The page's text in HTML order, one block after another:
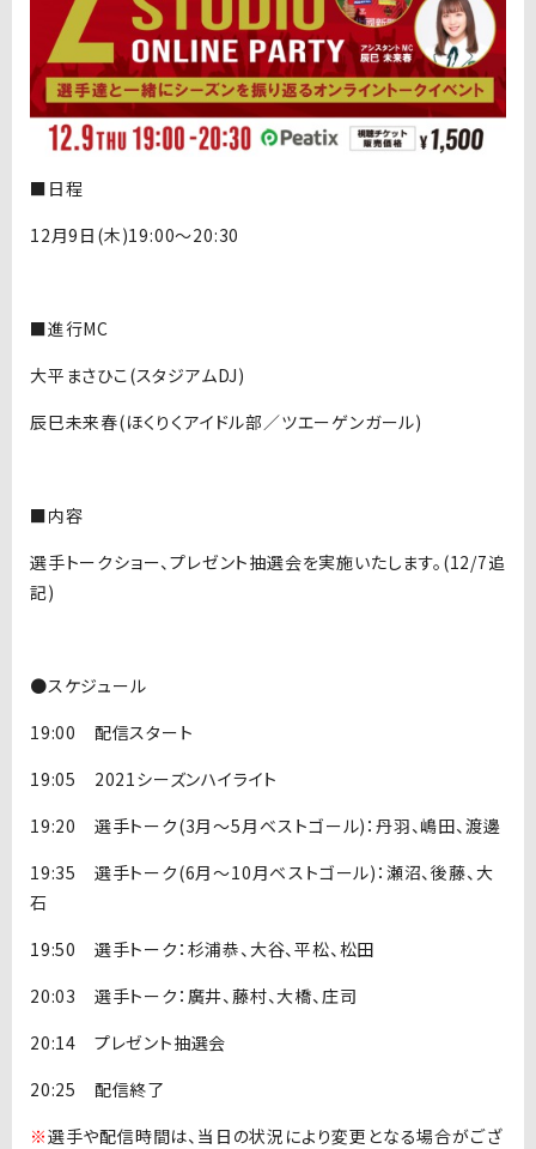
■日程
12月9日(木)19:00〜20:30
■進行MC
大平まさひこ(スタジアムDJ)
辰巳未来春(ほくりくアイドル部／ツエーゲンガール)
■内容
選手トークショー、プレゼント抽選会を実施いたします。(12/7追
記)
●スケジュール
19:00 配信スタート
19:05 2021シーズンハイライト
19:20 選手トーク(3月〜5月ベストゴール)：丹羽、嶋田、渡邊
19:35 選手トーク(6月〜10月ベストゴール)：瀬沼、後藤、大
石
19:50 選手トーク：杉浦恭、大谷、平松、松田
20:03 選手トーク：廣井、藤村、大橋、庄司
20:14 プレゼント抽選会
20:25 配信終了
※選手や配信時間は、当日の状況により変更となる場合がござ